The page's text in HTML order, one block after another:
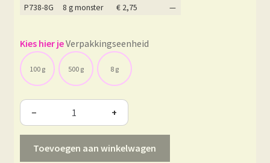
P738-8G
8 g monster € 2,75 —
Verpakkingseenheid
100 g 500 g 8 g
− +
Toevoegen aan winkelwagen